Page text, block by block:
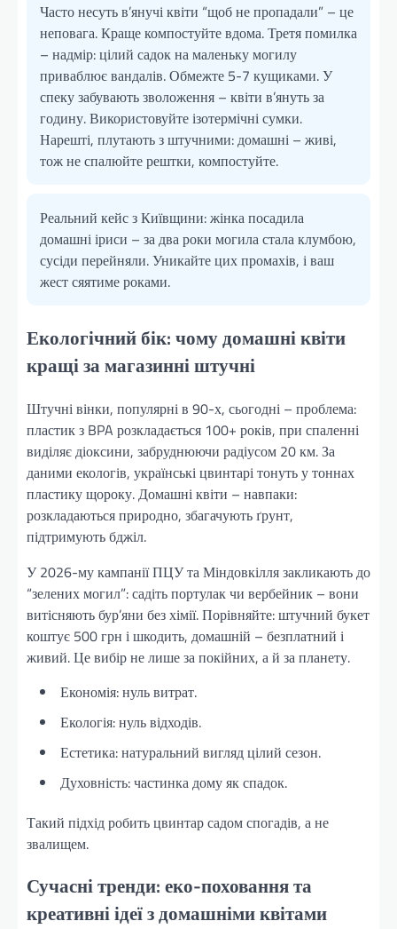
Часто несуть в’янучі квіти “щоб не пропадали” – це
неповага. Краще компостуйте вдома. Третя помилка
– надмір: цілий садок на маленьку могилу
приваблює вандалів. Обмежте 5-7 кущиками. У
спеку забувають зволоження – квіти в’януть за
годину. Використовуйте ізотермічні сумки.
Нарешті, плутають з штучними: домашні – живі,
тож не спалюйте рештки, компостуйте.
Реальний кейс з Київщини: жінка посадила
домашні іриси – за два роки могила стала клумбою,
сусіди перейняли. Уникайте цих промахів, і ваш
жест сяятиме роками.
Екологічний бік: чому домашні квіти
кращі за магазинні штучні
Штучні вінки, популярні в 90-х, сьогодні – проблема:
пластик з BPA розкладається 100+ років, при спаленні
виділяє діоксини, забруднюючи радіусом 20 км. За
даними екологів, українські цвинтарі тонуть у тоннах
пластику щороку. Домашні квіти – навпаки:
розкладаються природно, збагачують ґрунт,
підтримують бджіл.
У 2026-му кампанії ПЦУ та Міндовкілля закликають до
“зелених могил”: садіть портулак чи вербейник – вони
витісняють бур’яни без хімії. Порівняйте: штучний букет
коштує 500 грн і шкодить, домашній – безплатний і
живий. Це вибір не лише за покійних, а й за планету.
Економія: нуль витрат.
Екологія: нуль відходів.
Естетика: натуральний вигляд цілий сезон.
Духовність: частинка дому як спадок.
Такий підхід робить цвинтар садом спогадів, а не
звалищем.
Сучасні тренди: еко-поховання та
креативні ідеї з домашніми квітами